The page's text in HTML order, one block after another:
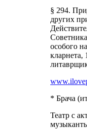
§ 294.
других
особого
кларнета,
* Брача
Театр с